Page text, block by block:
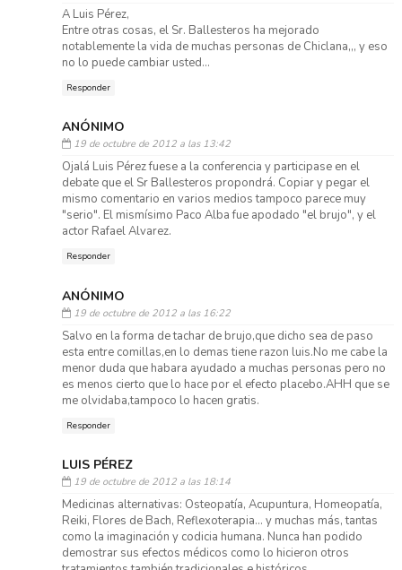
A Luis Pérez,
Entre otras cosas, el Sr. Ballesteros ha mejorado
notablemente la vida de muchas personas de Chiclana,,, y eso
no lo puede cambiar usted...
Responder
ANÓNIMO
19 de octubre de 2012 a las 13:42
Ojalá Luis Pérez fuese a la conferencia y participase en el
debate que el Sr Ballesteros propondrá. Copiar y pegar el
mismo comentario en varios medios tampoco parece muy
"serio". El mismísimo Paco Alba fue apodado "el brujo", y el
actor Rafael Alvarez.
Responder
ANÓNIMO
19 de octubre de 2012 a las 16:22
Salvo en la forma de tachar de brujo,que dicho sea de paso
esta entre comillas,en lo demas tiene razon luis.No me cabe la
menor duda que habara ayudado a muchas personas pero no
es menos cierto que lo hace por el efecto placebo.AHH que se
me olvidaba,tampoco lo hacen gratis.
Responder
LUIS PÉREZ
19 de octubre de 2012 a las 18:14
Medicinas alternativas: Osteopatía, Acupuntura, Homeopatía,
Reiki, Flores de Bach, Reflexoterapia... y muchas más, tantas
como la imaginación y codicia humana. Nunca han podido
demostrar sus efectos médicos como lo hicieron otros